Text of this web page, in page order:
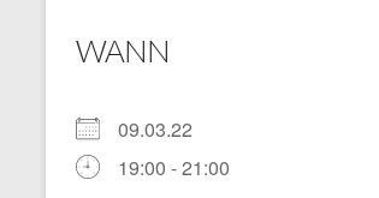
WANN
09.03.22
19:00 - 21:00